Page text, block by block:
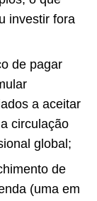
investir fora
de pagar
a aceitar
circulação
global;
de
(uma em